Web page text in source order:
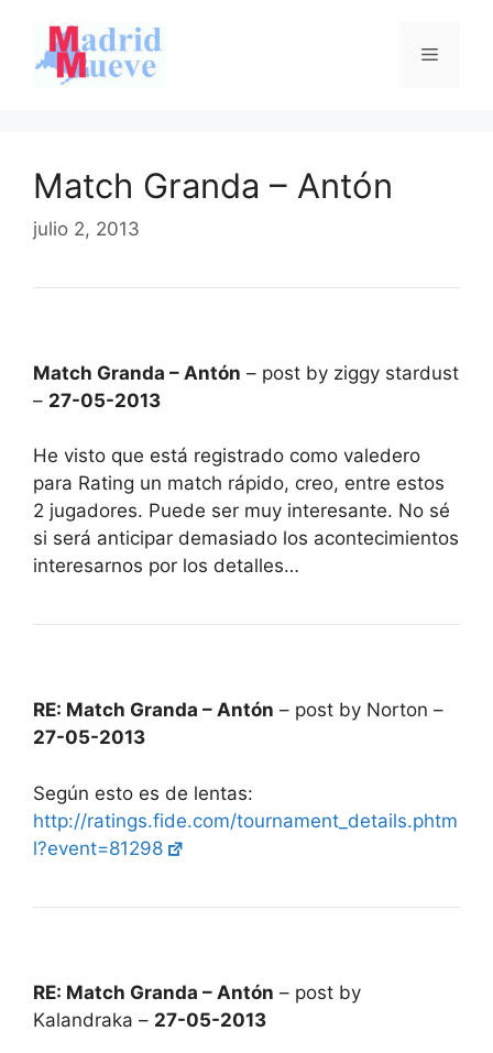
contenido
Menú
Match Granda – Antón
julio 2, 2013
Match Granda – Antón – post by ziggy stardust
– 27-05-2013
He visto que está registrado como valedero
para Rating un match rápido, creo, entre estos
2 jugadores. Puede ser muy interesante. No sé
si será anticipar demasiado los acontecimientos
interesarnos por los detalles…
RE: Match Granda – Antón – post by Norton –
27-05-2013
Según esto es de lentas:
http://ratings.fide.com/tournament_details.phtm
l?event=81298
RE: Match Granda – Antón – post by
Kalandraka – 27-05-2013